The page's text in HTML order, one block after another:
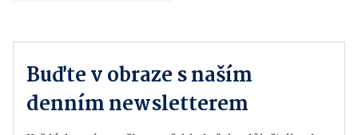
Buďte v obraze s naším
denním newsletterem